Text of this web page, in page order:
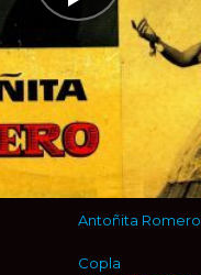
Antoñita Romero
Copla